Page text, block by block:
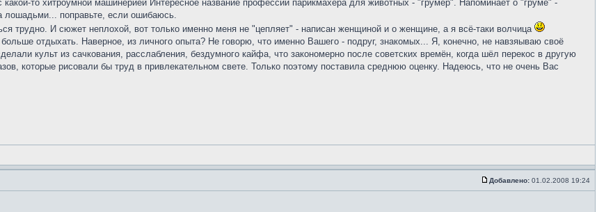
какой-то хитроумной машинерией Интересное название профессии парикмахера для животных - "грумер". Напоминает о "груме" -
лошадьми... поправьте, если ошибаюсь.
трудно. И сюжет неплохой, вот только именно меня не "цепляет" - написан женщиной и о женщине, а я всё-таки волчица
отдыхать. Наверное, из личного опыта? Не говорю, что именно Вашего - подруг, знакомых... Я, конечно, не навзяываю своё
культ из сачкования, расслабления, бездумного кайфа, что закономерно после советских времён, когда шёл перекос в другую
которые рисовали бы труд в привлекательном свете. Только поэтому поставила среднюю оценку. Надеюсь, что не очень Вас
Добавлено: 01.02.2008 19:24